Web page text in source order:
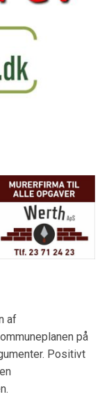
af
på
Positivt